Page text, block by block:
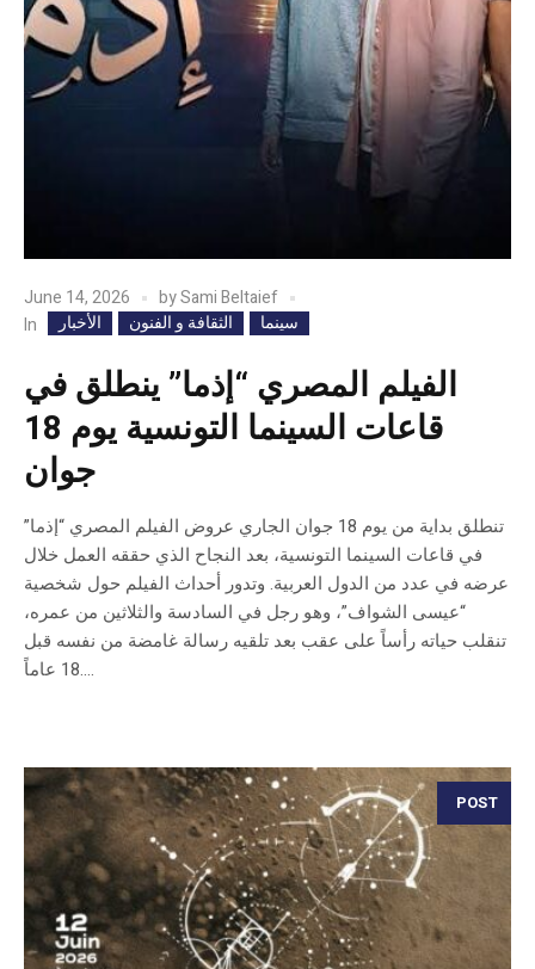
June 14, 2026 bySami Beltaief
In
الأخبار الثقافة و الفنون سينما
الفيلم المصري “إذما” ينطلق في
قاعات السينما التونسية يوم 18
جوان
تنطلق بداية من يوم 18 جوان الجاري عروض الفيلم المصري “إذما”
في قاعات السينما التونسية، بعد النجاح الذي حققه العمل خلال
عرضه في عدد من الدول العربية. وتدور أحداث الفيلم حول شخصية
“عيسى الشواف”، وهو رجل في السادسة والثلاثين من عمره،
تنقلب حياته رأساً على عقب بعد تلقيه رسالة غامضة من نفسه قبل
18 عاماً....
POST